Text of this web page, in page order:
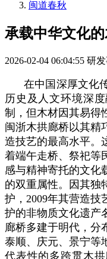
闽道春秋
承载中华文化
2026-02-04 06:04:55 研
在中国深厚文化
历史及人文环境深
制，但木材因其易得
闽浙木拱廊桥以其精
造技艺的最高水平。
着端午走桥、祭祀等
感与精神寄托的文化
的双重属性。因其独
护，2009年其营造技
护的非物质文化遗产
廊桥多建于明代，分
泰顺、庆元、景宁等
代表性的多跨贯木